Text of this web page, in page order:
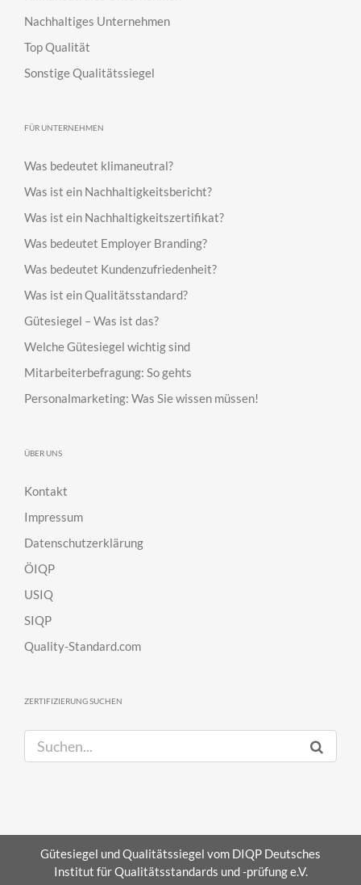
Nachhaltiges Unternehmen
Top Qualität
Sonstige Qualitätssiegel
FÜR UNTERNEHMEN
Was bedeutet klimaneutral?
Was ist ein Nachhaltigkeitsbericht?
Was ist ein Nachhaltigkeitszertifikat?
Was bedeutet Employer Branding?
Was bedeutet Kundenzufriedenheit?
Was ist ein Qualitätsstandard?
Gütesiegel – Was ist das?
Welche Gütesiegel wichtig sind
Mitarbeiterbefragung: So gehts
Personalmarketing: Was Sie wissen müssen!
ÜBER UNS
Kontakt
Impressum
Datenschutzerklärung
ÖIQP
USIQ
SIQP
Quality-Standard.com
ZERTIFIZIERUNG SUCHEN
u
n
Gütesiegel und Qualitätssiegel vom DIQP Deutsches
Institut für Qualitätsstandards und -prüfung e.V.